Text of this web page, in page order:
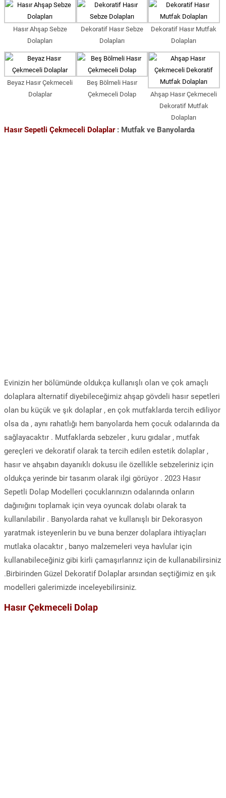
Hasır Ahşap Sebze
Dolapları
Dekoratif Hasır Sebze
Dolapları
Dekoratif Hasır Mutfak
Dolapları
Beyaz Hasır Çekmeceli
Dolaplar
Beş Bölmeli Hasır
Çekmeceli Dolap
Ahşap Hasır Çekmeceli
Dekoratif Mutfak
Dolapları
Hasır Sepetli Çekmeceli Dolaplar: Mutfak ve Banyolarda
Evinizin her bölümünde oldukça kullanışlı olan ve çok amaçlı
dolaplara alternatif diyebileceğimiz ahşap gövdeli hasır sepetleri
olan bu küçük ve şık dolaplar , en çok mutfaklarda tercih ediliyor
olsa da , aynı rahatlığı hem banyolarda hem çocuk odalarında da
sağlayacaktır . Mutfaklarda sebzeler , kuru gıdalar , mutfak
gereçleri ve dekoratif olarak ta tercih edilen estetik dolaplar ,
hasır ve ahşabın dayanıklı dokusu ile özellikle sebzeleriniz için
oldukça yerinde bir tasarım olarak ilgi görüyor . 2023 Hasır
Sepetli Dolap Modelleri çocuklarınızın odalarında onların
dağınığını toplamak için veya oyuncak dolabı olarak ta
kullanılabilir . Banyolarda rahat ve kullanışlı bir Dekorasyon
yaratmak isteyenlerin bu ve buna benzer dolaplara ihtiyaçları
mutlaka olacaktır , banyo malzemeleri veya havlular için
kullanabileceğiniz gibi kirli çamaşırlarınız için de kullanabilirsiniz
.Birbirinden Güzel Dekoratif Dolaplar arsından seçtiğimiz en şık
modelleri galerimizde inceleyebilirsiniz.
Hasır Çekmeceli Dolap